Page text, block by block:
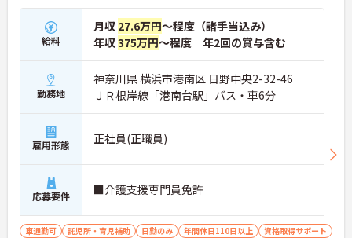
給料
月収 27.6万円～程度（諸手当込み）
年収375万円～程度 年2回の賞与含む
勤務地
神奈川県 横浜市港南区 日野中央2-32-46
ＪＲ根岸線「港南台駅」バス・車6分
雇用形態 正社員(正職員)
応募要件 ■介護支援専門員免許
車通勤可 託児所・育児補助 日勤のみ 年間休日110日以上
資格取得サポート